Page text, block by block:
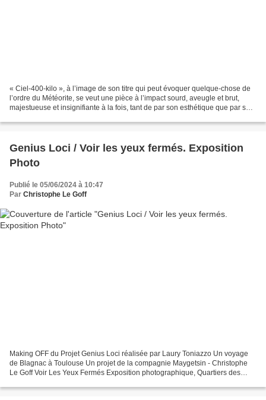
« Ciel-400-kilo », à l’image de son titre qui peut évoquer quelque-chose de
l’ordre du Météorite, se veut une pièce à l’impact sourd, aveugle et brut,
majestueuse et insignifiante à la fois, tant de par son esthétique que par son
Genius Loci / Voir les yeux fermés. Exposition
Photo
Publié le 05/06/2024 à 10:47
Par Christophe Le Goff
Making OFF du Projet Genius Loci réalisée par Laury Toniazzo Un voyage
de Blagnac à Toulouse Un projet de la compagnie Maygetsin - Christophe
Le Goff Voir Les Yeux Fermés Exposition photographique, Quartiers des